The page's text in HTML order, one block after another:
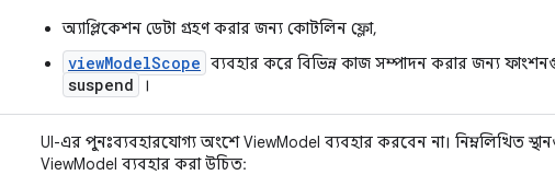
অ্যাপ্লিকেশন ডেটা গ্রহণ করার জন্য কোটলিন ফ্লো,
viewModelScope ব্যবহার করে বিভিন্ন কাজ সম্পাদন করার জন্য
suspend ।
UI-এর পুনঃব্যবহারযোগ্য অংশে ViewModel ব্যবহার করবেন না। নিম্নলিখিত
ViewModel ব্যবহার করা উচিত: